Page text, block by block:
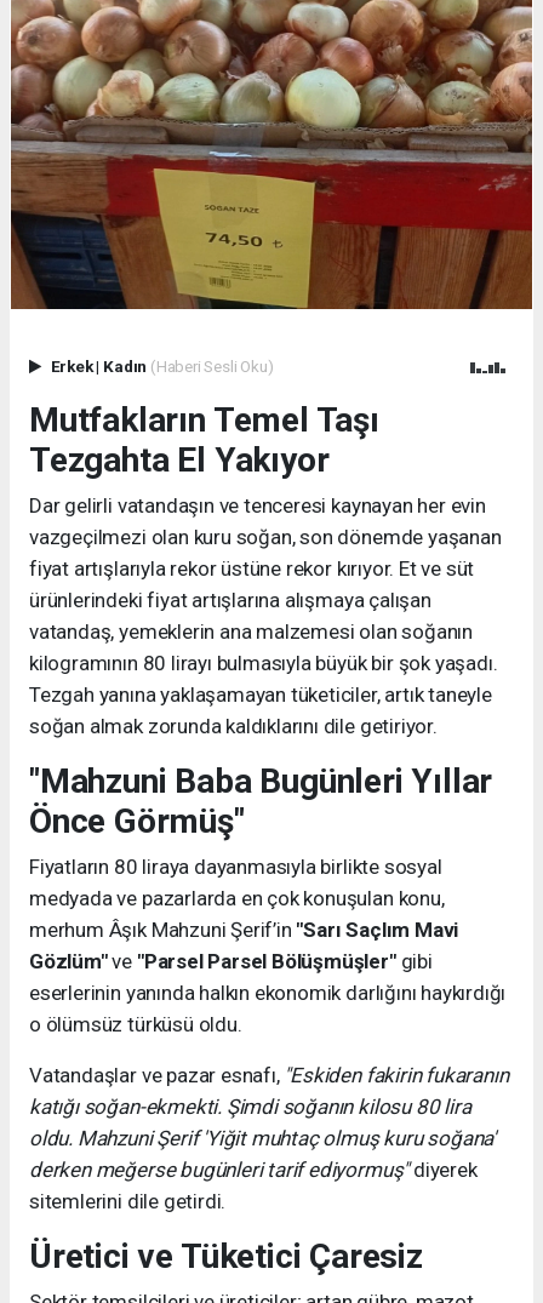
Erkek| Kadın (Haberi Sesli Oku)
Mutfakların Temel Taşı
Tezgahta El Yakıyor
Dar gelirli vatandaşın ve tenceresi kaynayan her evin
vazgeçilmezi olan kuru soğan, son dönemde yaşanan
fiyat artışlarıyla rekor üstüne rekor kırıyor. Et ve süt
ürünlerindeki fiyat artışlarına alışmaya çalışan
vatandaş, yemeklerin ana malzemesi olan soğanın
kilogramının 80 lirayı bulmasıyla büyük bir şok yaşadı.
Tezgah yanına yaklaşamayan tüketiciler, artık taneyle
soğan almak zorunda kaldıklarını dile getiriyor.
"Mahzuni Baba Bugünleri Yıllar
Önce Görmüş"
Fiyatların 80 liraya dayanmasıyla birlikte sosyal
medyada ve pazarlarda en çok konuşulan konu,
merhum Âşık Mahzuni Şerif’in "Sarı Saçlım Mavi
Gözlüm"ve "Parsel Parsel Bölüşmüşler"gibi
eserlerinin yanında halkın ekonomik darlığını haykırdığı
o ölümsüz türküsü oldu.
Vatandaşlar ve pazar esnafı, "Eskiden fakirin fukaranın
katığı soğan-ekmekti. Şimdi soğanın kilosu 80 lira
oldu. Mahzuni Şerif 'Yiğit muhtaç olmuş kuru soğana'
derken meğerse bugünleri tarif ediyormuş"diyerek
sitemlerini dile getirdi.
Üretici ve Tüketici Çaresiz